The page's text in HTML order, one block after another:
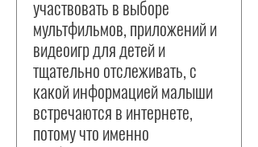
участвовать в выборе
мультфильмов, приложений и
видеоигр для детей и
тщательно отслеживать, с
какой информацией малыши
встречаются в интернете,
потому что именно